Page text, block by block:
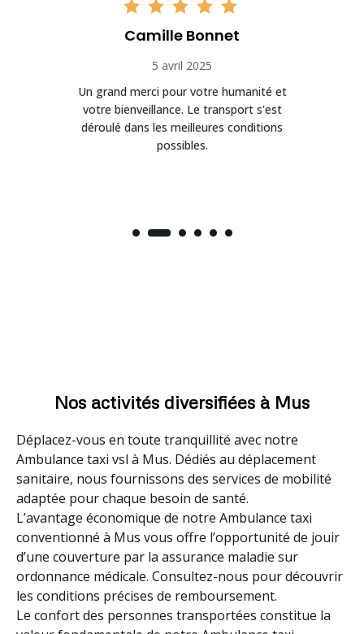
Camille Bonnet
5 avril 2025
Un grand merci pour votre humanité et
votre bienveillance. Le transport s'est
déroulé dans les meilleures conditions
possibles.
Nos activités diversifiées à Mus
Déplacez-vous en toute tranquillité avec notre
Ambulance taxi vsl à Mus. Dédiés au déplacement
sanitaire, nous fournissons des services de mobilité
adaptée pour chaque besoin de santé.
L’avantage économique de notre Ambulance taxi
conventionné à Mus vous offre l’opportunité de jouir
d’une couverture par la assurance maladie sur
ordonnance médicale. Consultez-nous pour découvrir
les conditions précises de remboursement.
Le confort des personnes transportées constitue la